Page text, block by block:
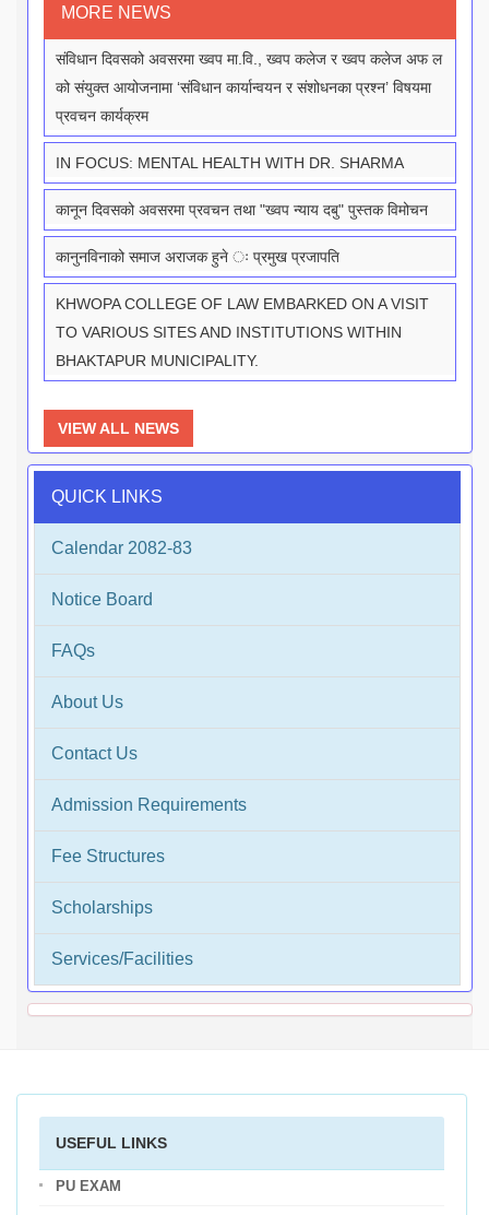
MORE NEWS
संविधान दिवसको अवसरमा ख्वप मा.वि., ख्वप कलेज र ख्वप कलेज अफ ल
को संयुक्त आयोजनामा ‘संविधान कार्यान्वयन र संशोधनका प्रश्न’ विषयमा
प्रवचन कार्यक्रम
IN FOCUS: MENTAL HEALTH WITH DR. SHARMA
कानून दिवसको अवसरमा प्रवचन तथा "ख्वप न्याय दबु" पुस्तक विमोचन
कानुनविनाको समाज अराजक हुने ः प्रमुख प्रजापति
KHWOPA COLLEGE OF LAW EMBARKED ON A VISIT
TO VARIOUS SITES AND INSTITUTIONS WITHIN
BHAKTAPUR MUNICIPALITY.
VIEW ALL NEWS
QUICK LINKS
Calendar 2082-83
Notice Board
FAQs
About Us
Contact Us
Admission Requirements
Fee Structures
Scholarships
Services/Facilities
USEFUL LINKS
PU EXAM